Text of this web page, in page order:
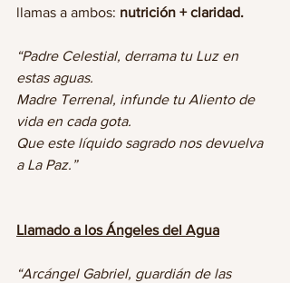
llamas a ambos: nutrición + claridad.
“Padre Celestial, derrama tu Luz en
estas aguas.
Madre Terrenal, infunde tu Aliento de
vida en cada gota.
Que este líquido sagrado nos devuelva
a La Paz.”
Llamado a los Ángeles del Agua
“Arcángel Gabriel, guardián de las